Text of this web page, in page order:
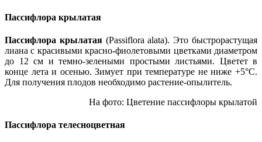
Пассифлора крылатая
Пассифлора крылатая(Passiflora alata). Это быстрорастущая
лиана с красивыми красно-фиолетовыми цветками диаметром
до 12 см и темно-зелеными простыми листьями. Цветет в
конце лета и осенью. Зимует при температуре не ниже +5°С.
Для получения плодов необходимо растение-опылитель.
На фото: Цветение пассифлоры крылатой
Пассифлора телесноцветная